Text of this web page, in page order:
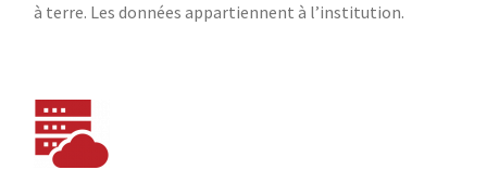
à terre. Les données appartiennent à l’institution.